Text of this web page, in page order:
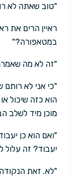
"טוב שאתה לא
ראיין הרים את
במטאפורה?"
"זה לא מה
"כי אני לא רותם
הוא כזה שיכול
מוכן מיד לשלב
"ואם הוא כן
יעבוד? זה עלול
"לא. זאת